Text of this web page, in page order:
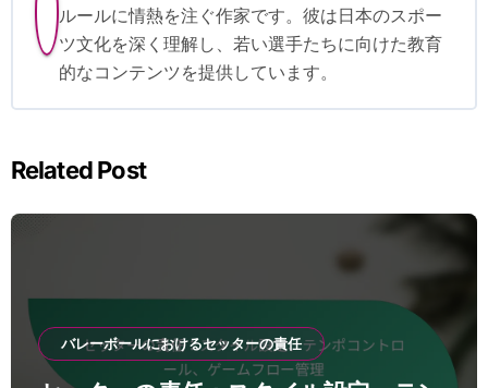
ルールに情熱を注ぐ作家です。彼は日本のスポー
ツ文化を深く理解し、若い選手たちに向けた教育
的なコンテンツを提供しています。
Related Post
バレーボールにおけるセッターの責任